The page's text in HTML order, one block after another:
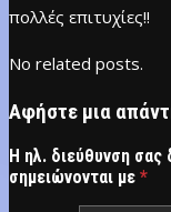
πολλές επιτυχίες!!
No related posts.
Αφήστε μια
Η ηλ. διεύθυνση σας
σημειώνονται με *